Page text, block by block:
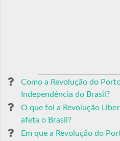
Como a Revolução do
Independência do Brasil?
O que foi a Revolução
afeta o Brasil?
Em que a Revolução do